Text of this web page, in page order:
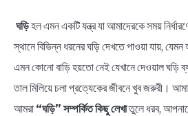
BIOGRAPHY
EDUCATIONAL
BENGALI WISHES
in
Bengali
Quotes
ঘড়িহল এমন একটি যন্ত্র যা আমাদেরকে সময়
স্থানে বিভিন্ন ধরনের ঘড়ি দেখতে পাওয়া যায়,
এমন কোনো বাড়ি হয়তো নেই যেখানে দেওয়াল ঘড়ি
তাল মিলিয়ে চলা প্রত্যেকের জীবনে খুব জরুরী।
আমরা “ঘড়ি” সম্পর্কিত কিছু লেখাতুলে ধরব,